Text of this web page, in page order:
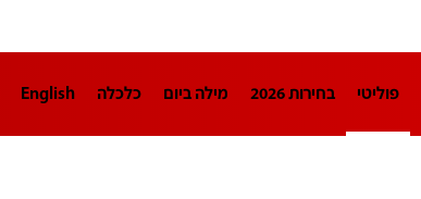
פוליטי בחירות 2026 מילה ביום כלכלה English